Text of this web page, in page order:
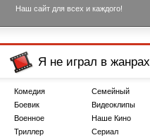
Наш сайт для всех и каждого!
Я не играл в жанрах
Комедия
Боевик
Военное
Триллер
Семейный
Видеоклипы
Наше Кино
Сериал